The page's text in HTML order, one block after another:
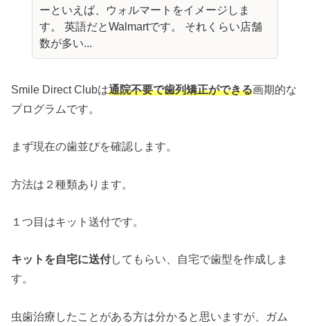
ーといえば、ウォルマートをイメージしま
す。 英語だとWalmartです。 それくらい店舗
数が多い...
Smile Direct Clubは通院不要で歯列矯正ができる画期的な
プログラムです。
まず現在の歯並びを確認します。
方法は２種類あります。
１つ目はキット送付です。
キットを自宅に送付してもらい、自宅で歯型を作成しま
す。
虫歯治療したことがある方は分かると思いますが、ガム